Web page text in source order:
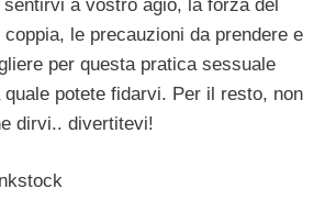
a vostro agio, la forza del
le precauzioni da prendere e
per questa pratica sessuale
quale potete fidarvi. Per il resto, non
dirvi.. divertitevi!